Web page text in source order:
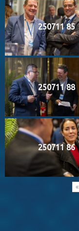
250711 85
250711 88
250711 86
«